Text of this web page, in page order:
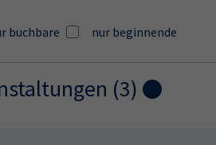
buchbare nur beginnende
(3) Loading...